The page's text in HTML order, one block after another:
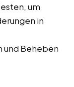
um
in
und Beheben